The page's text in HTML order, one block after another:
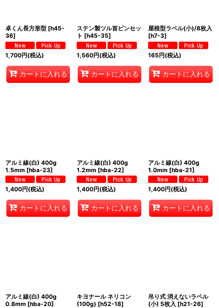
卓くん長方形型 [h45-
36]
1,700円(税込)
カートに入れる
ステン製ツル首ピンセッ
ト [h45-35]
1,560円(税込)
カートに入れる
屋根型ラベル(小)/8枚入
[h7-3]
165円(税込)
カートに入れる
アルミ線(白) 400g
1.5mm [hba-23]
1,400円(税込)
カートに入れる
アルミ線(白) 400g
1.2mm [hba-22]
1,400円(税込)
カートに入れる
アルミ線(白) 400g
1.0mm [hba-21]
1,400円(税込)
カートに入れる
アルミ線(白) 400g
0.8mm [hba-20]
キヨナール ネリコン
(100g) [h52-18]
吊り式 消えないラベル
(小) 5枚入 [h21-26]